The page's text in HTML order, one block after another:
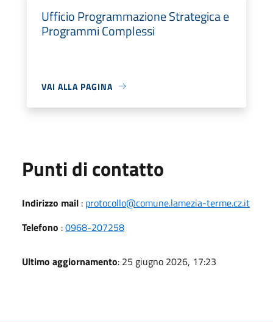
Ufficio Programmazione Strategica e
Programmi Complessi
VAI ALLA PAGINA
Punti di contatto
Indirizzo mail : protocollo@comune.lamezia-terme.cz.it
Telefono :0968-207258
Ultimo aggiornamento: 25 giugno 2026, 17:23